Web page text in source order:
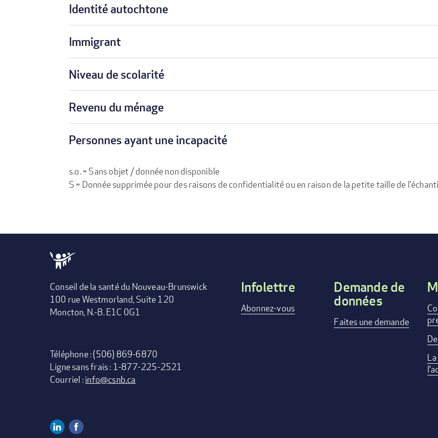
Identité autochtone
Immigrant
Niveau de scolarité
Revenu du ménage
Personnes ayant une incapacité
s.o. = Sans objet / donnée non disponible
S = Donnée supprimée pour des raisons de confidentialité ou en raison de la petite taille de
Conseil de la santé du Nouveau-Brunswick
100 rue Westmorland, Suite 120
Moncton, N.-B. E1C 0G1
Téléphone : (506) 869-6870
Ligne sans frais : 1-877-225-2521
Courriel :info@csnb.ca
Footer
Infolettre
Abonnez-vous
Demande de
données
Faites une demande
Linkedin